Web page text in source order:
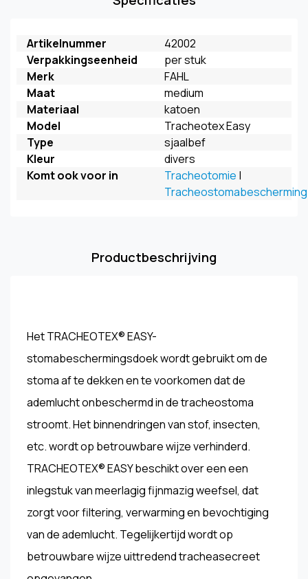
Artikelnummer
42002
Verpakkingseenheid
per stuk
Merk
FAHL
Maat
medium
Materiaal
katoen
Model
Tracheotex Easy
Type
sjaalbef
Kleur
divers
Komt ook voor in
Tracheotomie |
Tracheostomabescherming
Productbeschrijving
Het TRACHEOTEX® EASY-
stomabeschermingsdoek wordt gebruikt om de
stoma af te dekken en te voorkomen dat de
ademlucht onbeschermd in de tracheostoma
stroomt. Het binnendringen van stof, insecten,
etc. wordt op betrouwbare wijze verhinderd.
TRACHEOTEX® EASY beschikt over een een
inlegstuk van meerlagig fijnmazig weefsel, dat
zorgt voor filtering, verwarming en bevochtiging
van de ademlucht. Tegelijkertijd wordt op
betrouwbare wijze uittredend tracheasecreet